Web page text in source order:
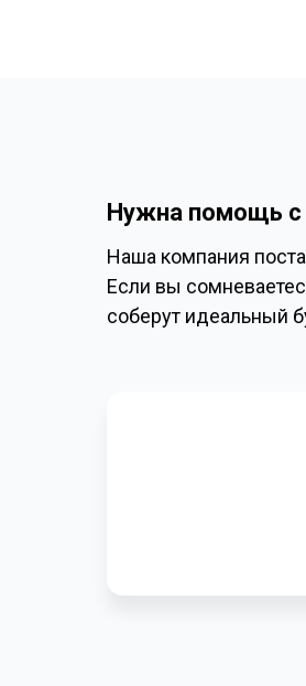
Нужна помощь с
Наша компания
Если вы
соберут идеальный